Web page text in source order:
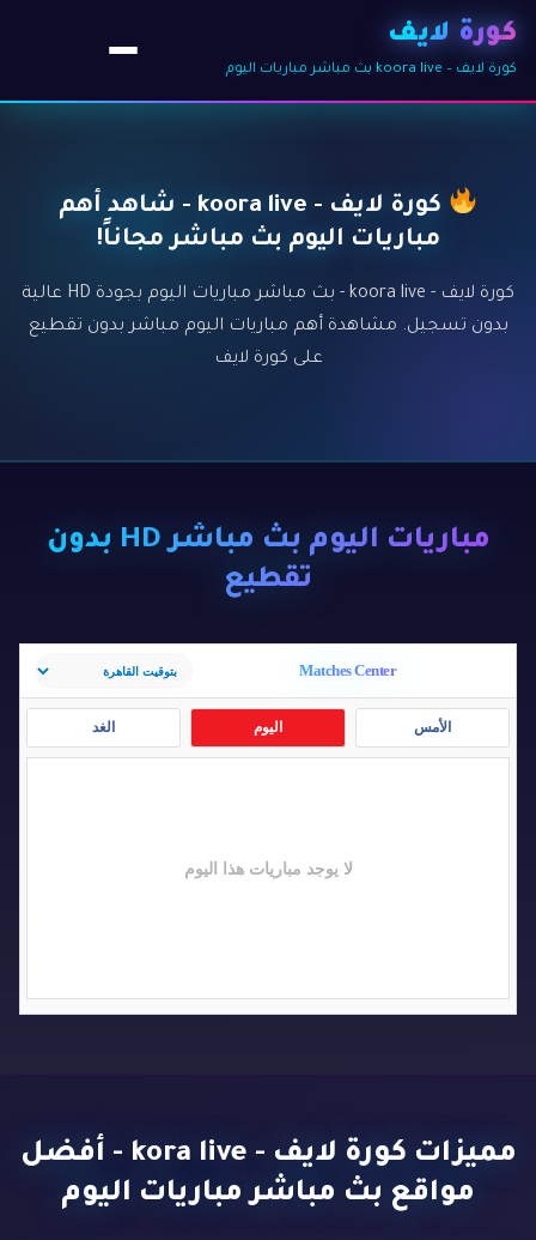
كورة لايف
كورة لايف – koora live بث مباشر مباريات اليوم
كورة لايف - koora live - شاهد أهم
مباريات اليوم بث مباشر مجاناً!
كورة لايف - koora live - بث مباشر مباريات اليوم بجودة HD عالية
بدون تسجيل. مشاهدة أهم مباريات اليوم مباشر بدون تقطيع
على كورة لايف
مباريات اليوم بث مباشر HD بدون
تقطيع
Matches Center
الأمس اليوم الغد
لا يوجد مباريات هذا اليوم
مميزات كورة لايف - kora live - أفضل
مواقع بث مباشر مباريات اليوم